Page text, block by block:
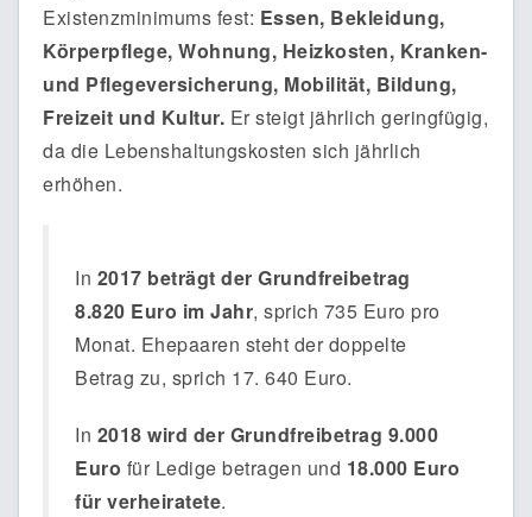
Existenzminimums fest: Essen, Bekleidung,
Körperpflege, Wohnung, Heizkosten, Kranken-
und Pflegeversicherung, Mobilität, Bildung,
Freizeit und Kultur. Er steigt jährlich geringfügig,
da die Lebenshaltungskosten sich jährlich
erhöhen.
In 2017 beträgt der Grundfreibetrag
8.820 Euro im Jahr, sprich 735 Euro pro
Monat. Ehepaaren steht der doppelte
Betrag zu, sprich 17. 640 Euro.
In 2018 wird der Grundfreibetrag 9.000
Euro für Ledige betragen und 18.000 Euro
für verheiratete.